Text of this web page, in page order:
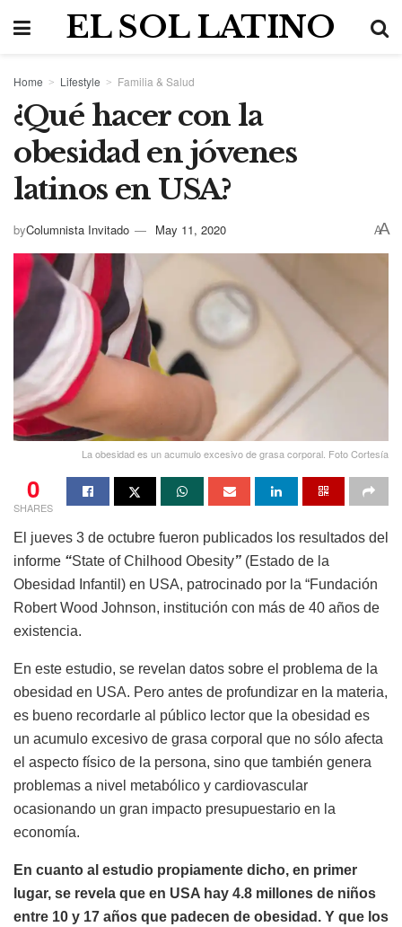
EL SOL LATINO
Home Lifestyle Familia & Salud
¿Qué hacer con la
obesidad en jóvenes
latinos en USA?
byColumnista Invitado May 11, 2020 AA
La obesidad es un acumulo excesivo de grasa corporal. Foto Cortesía
0
SHARES
El jueves 3 de octubre fueron publicados los resultados del
informe “State of Chilhood Obesity” (Estado de la
Obesidad Infantil) en USA, patrocinado por la “Fundación
Robert Wood Johnson, institución con más de 40 años de
existencia.
En este estudio, se revelan datos sobre el problema de la
obesidad en USA. Pero antes de profundizar en la materia,
es bueno recordarle al público lector que la obesidad es
un acumulo excesivo de grasa corporal que no sólo afecta
el aspecto físico de la persona, sino que también genera
problemas a nivel metabólico y cardiovascular
ocasionando un gran impacto presupuestario en la
economía.
En cuanto al estudio propiamente dicho, en primer
lugar, se revela que en USA hay 4.8 millones de niños
entre 10 y 17 años que padecen de obesidad. Y que los